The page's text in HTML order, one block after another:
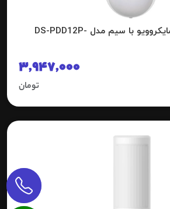
آشکار ساز دو گانه مایکروویو با سیم مدل DS-PDD12P-
3,947,000
تومان